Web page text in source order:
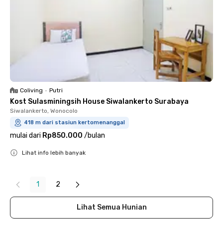
Coliving • Putri
Kost Sulasminingsih House Siwalankerto Surabaya
Siwalankerto, Wonocolo
418 m dari stasiun kertomenanggal
mulai dari Rp850.000 /bulan
Lihat info lebih banyak
1 2
Lihat Semua Hunian